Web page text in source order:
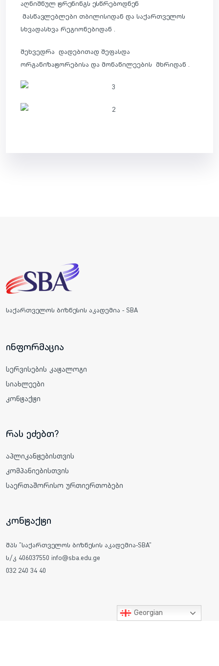
აღნიშნულ ტრენინგს ესწრებოდნენ
მასწავლებლები თბილისიდან და საქართველოს
სხვადასხვა რეგიონებიდან .
შეხვედრა დადებითად შეფასდა
ორგანიზატორებისა და მონაწილეების მხრიდან .
საქართველოს ბიზნესის აკადემია - SBA
ინფორმაცია
სერვისების კატალოგი
სიახლეები
კონტაქტი
რას ეძებთ?
აპლიკანტებისთვის
კომპანიებისთვის
საერთაშორისო ურთიერთობები
კონტაქტი
შპს "საქართველოს ბიზნესის აკადემია-SBA"
ს/კ 406037550 info@sba.edu.ge
032 240 34 40
Georgian